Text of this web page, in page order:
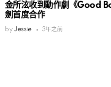
金所泫收到動作劇《Good
劍首度合作
by Jessie 3年之前